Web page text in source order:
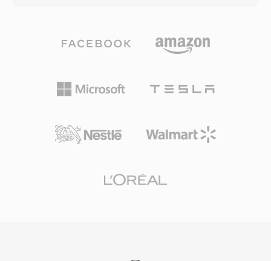
voordeel gaf ten opzichte van sommige
concurrerende lossless formaten. De
geleverd onder de GNU GPL, wat community-
aanmoedigt. Hoewel nieuwere codecs als FLAC
één groter aandeel van het lossless audio-
gebruikers bedienen die de eenvoud en
codecs die sterk leunen op agressieve
hoger databudget toe aan elk kanaal,
waardoor fijner ruimtelijk detail en zachte
codeert audio met subbands-ADPCM
uitgebreide variant, DTS-HD Master Audio,